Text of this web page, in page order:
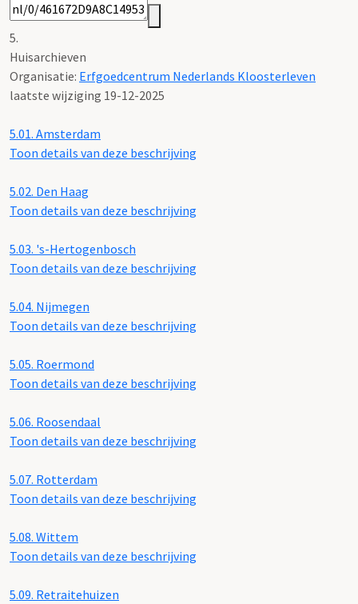
5.
Huisarchieven
Organisatie: Erfgoedcentrum Nederlands Kloosterleven
laatste wijziging 19-12-2025
5.01. Amsterdam
Toon details van deze beschrijving
5.02. Den Haag
Toon details van deze beschrijving
5.03. 's-Hertogenbosch
Toon details van deze beschrijving
5.04. Nijmegen
Toon details van deze beschrijving
5.05. Roermond
Toon details van deze beschrijving
5.06. Roosendaal
Toon details van deze beschrijving
5.07. Rotterdam
Toon details van deze beschrijving
5.08. Wittem
Toon details van deze beschrijving
5.09. Retraitehuizen